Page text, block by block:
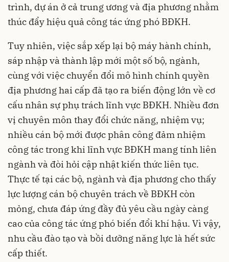
trình, dự án ở cả trung ương và địa phương nhằm
thúc đẩy hiệu quả công tác ứng phó BĐKH.
Tuy nhiên, việc sắp xếp lại bộ máy hành chính,
sáp nhập và thành lập mới một số bộ, ngành,
cùng với việc chuyển đổi mô hình chính quyền
địa phương hai cấp đã tạo ra biến động lớn về cơ
cấu nhân sự phụ trách lĩnh vực BĐKH. Nhiều đơn
vị chuyên môn thay đổi chức năng, nhiệm vụ;
nhiều cán bộ mới được phân công đảm nhiệm
công tác trong khi lĩnh vực BĐKH mang tính liên
ngành và đòi hỏi cập nhật kiến thức liên tục.
Thực tế tại các bộ, ngành và địa phương cho thấy
lực lượng cán bộ chuyên trách về BĐKH còn
mỏng, chưa đáp ứng đầy đủ yêu cầu ngày càng
cao của công tác ứng phó biến đổi khí hậu. Vì vậy,
nhu cầu đào tạo và bồi dưỡng năng lực là hết sức
cấp thiết.